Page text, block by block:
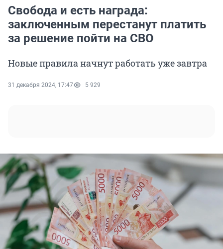
Свобода и есть награда:
заключенным перестанут платить
за решение пойти на СВО
Новые правила начнут работать уже завтра
31 декабря 2024, 17:47 5 929